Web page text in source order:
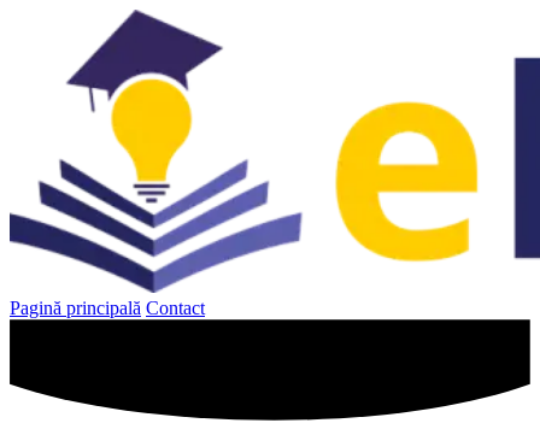
Pagină principală Contact